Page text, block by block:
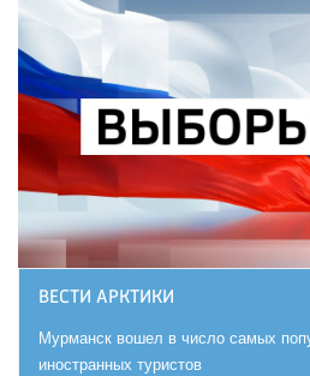
ВЕСТИ АРКТИКИ
Мурманск вошел в число самых
иностранных туристов